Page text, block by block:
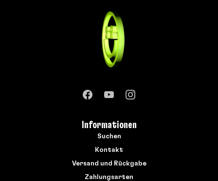
Informationen
Suchen
Kontakt
Versand und Rückgabe
Zahlungsarten